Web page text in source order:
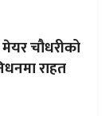
मेयर चौधरीको
राहत